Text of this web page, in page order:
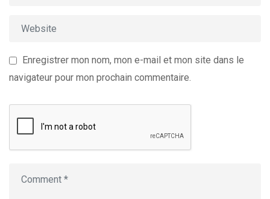
Enregistrer mon nom, mon e-mail et mon site dans le
navigateur pour mon prochain commentaire.